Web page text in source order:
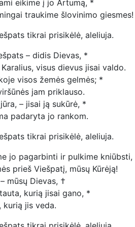
eikime į jo Artumą, *
traukime šlovinimo giesmes!
tikrai prisikėlė, aleliuja.
– didis Dievas, *
visus dievus jisai valdo.
visos žemės gelmės; *
jam priklauso.
– jisai ją sukūrė, *
padaryta jo rankom.
tikrai prisikėlė, aleliuja.
jo pagarbinti ir pulkime kniūbsti,
prieš Viešpatį, mūsų Kūrėją!
mūsų Dievas, †
kurią jisai gano, *
kurią jis veda.